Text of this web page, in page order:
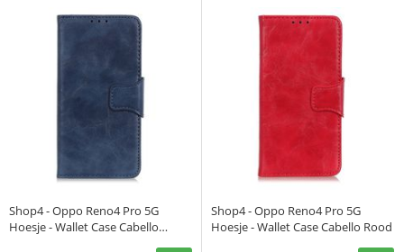
Shop4 - Oppo Reno4 Pro 5G
Hoesje - Wallet Case Cabello
Shop4 - Oppo Reno4 Pro 5G
Hoesje - Wallet Case Cabello Rood